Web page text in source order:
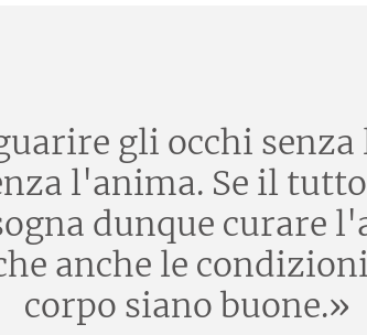
gli occhi senza
l'anima. Se il
dunque curare
anche le
corpo siano buone.»